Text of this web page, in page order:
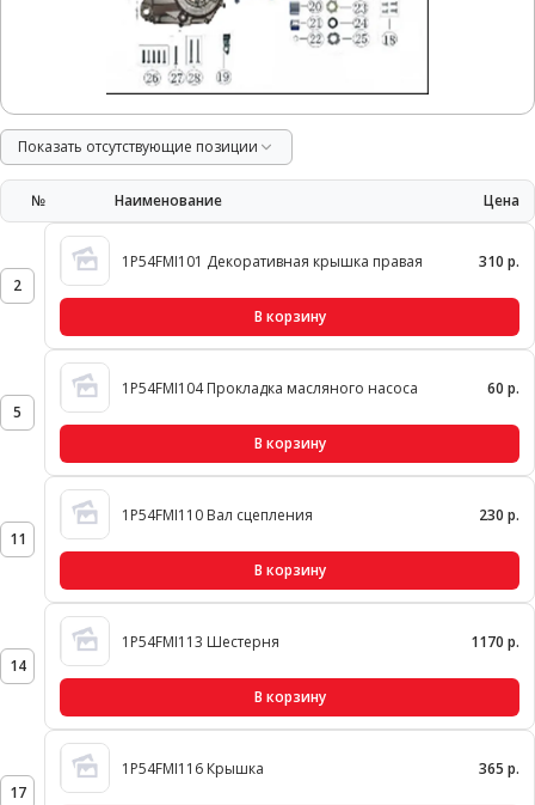
Показать отсутствующие позиции
№ Наименование Цена
2
1P54FMI101 Декоративная крышка правая 310 р.
В корзину
5
1P54FMI104 Прокладка масляного насоса 60 р.
В корзину
11
1P54FMI110 Вал сцепления 230 р.
В корзину
14
1P54FMI113 Шестерня 1170 р.
В корзину
17
1P54FMI116 Крышка 365 р.